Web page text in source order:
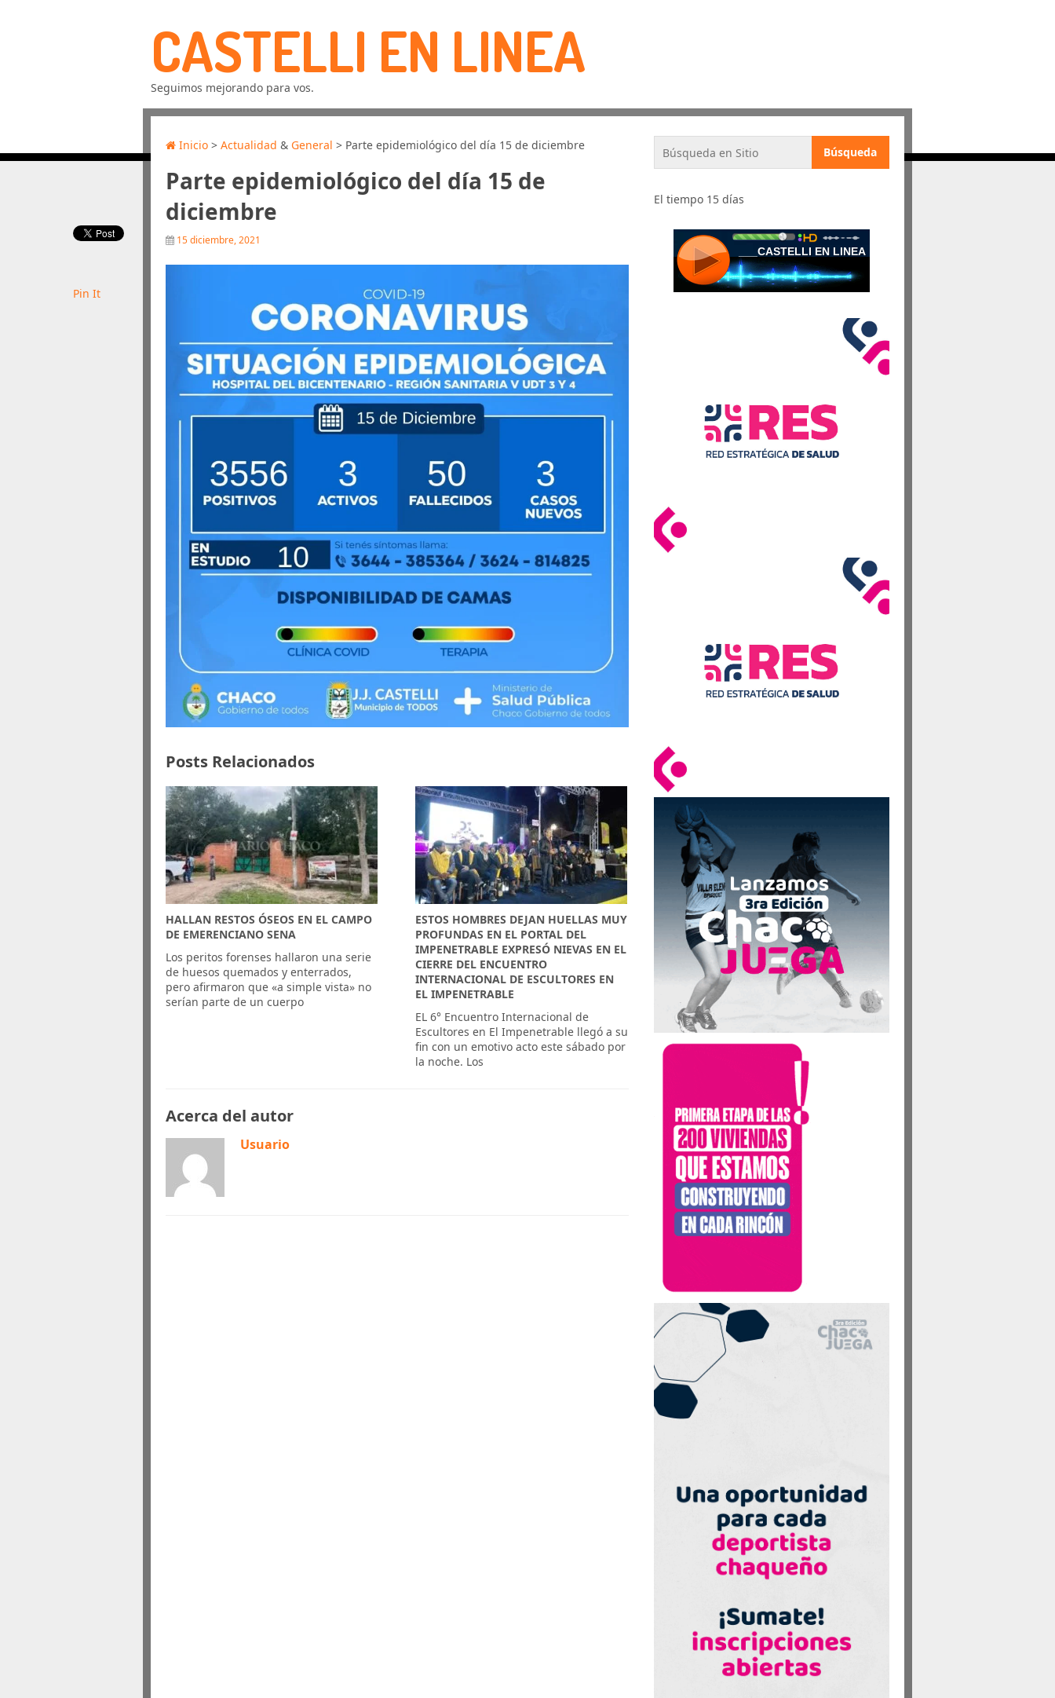
CASTELLI EN LINEA
Seguimos mejorando para vos.
Inicio >Actualidad & General > Parte epidemiológico del día 15 de diciembre
Parte epidemiológico del día 15 de
diciembre
15 diciembre, 2021
Pin It
Posts Relacionados
HALLAN RESTOS ÓSEOS EN EL CAMPO
DE EMERENCIANO SENA
Los peritos forenses hallaron una serie
de huesos quemados y enterrados,
pero afirmaron que «a simple vista» no
serían parte de un cuerpo
ESTOS HOMBRES DEJAN HUELLAS MUY
PROFUNDAS EN EL PORTAL DEL
IMPENETRABLE EXPRESÓ NIEVAS EN EL
CIERRE DEL ENCUENTRO
INTERNACIONAL DE ESCULTORES EN
EL IMPENETRABLE
EL 6° Encuentro Internacional de
Escultores en El Impenetrable llegó a su
fin con un emotivo acto este sábado por
la noche. Los
Acerca del autor
Usuario
El tiempo 15 días